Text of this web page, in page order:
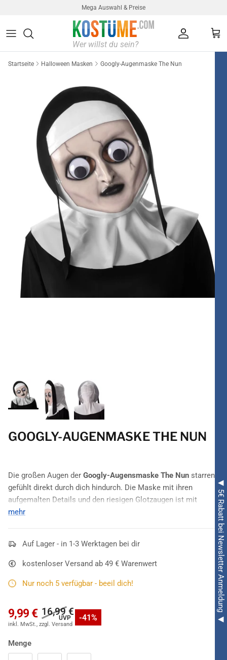
Mega Auswahl & Preise
◀ 5€ Rabatt bei Newsletter Anmeldung ◀
Startseite Halloween Masken Googly-Augenmaske The Nun
GOOGLY-AUGENMASKE THE NUN
Die großen Augen der Googly-Augensmaske The Nun starren
gefühlt direkt durch dich hindurch. Die Maske mit ihren
aufgemalten Details und den riesigen Glotzaugen ist mit
Sichtlöchern und Belüftungslöchern an Mund und Nase
Komfort beim Tragen. Bei dieser "The Nun
sich um ein offiziell lizenziertes Produkt von
mehr
Auf Lager - in 1-3 Werktagen bei dir
kostenloser Versand ab 49 € Warenwert
Nur noch 5 verfügbar - beeil dich!
9,99 € 16,99 € -41%
Menge